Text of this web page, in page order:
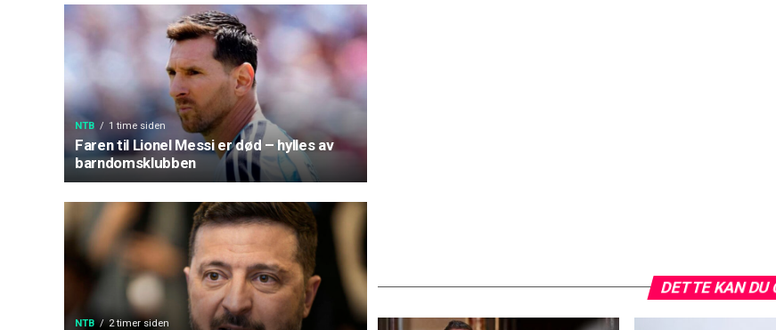
NTB 1 time siden
Faren til Lionel Messi er død – hylles av
barndomsklubben
NTB 2 timer siden
DETTE KAN DU